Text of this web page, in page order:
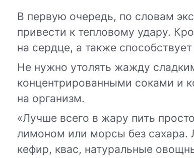
В первую очередь, по словам
привести к тепловому удару.
на сердце, а также
Не нужно утолять жажду
концентрированными соками и
на организм.
«Лучше всего в жару пить
лимоном или морсы без сахара.
кефир, квас, натуральные